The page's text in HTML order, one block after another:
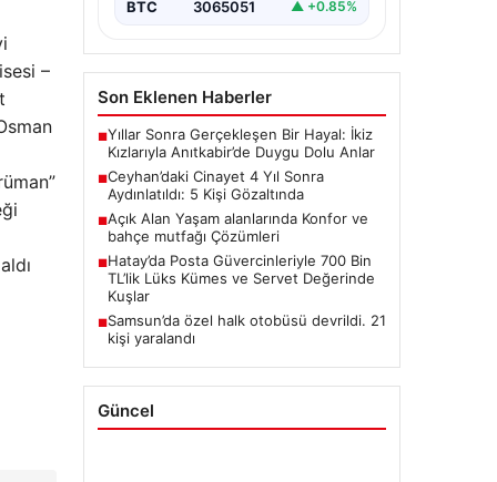
–
BTC 3065051 ▲ +0.85%
Son Eklenen Haberler
■Yıllar Sonra Gerçekleşen Bir Hayal: İkiz
Kızlarıyla Anıtkabir’de Duygu Dolu Anlar
■Ceyhan’daki Cinayet 4 Yıl Sonra
Aydınlatıldı: 5 Kişi Gözaltında
■Açık Alan Yaşam alanlarında Konfor ve
bahçe mutfağı Çözümleri
■Hatay’da Posta Güvercinleriyle 700 Bin
TL’lik Lüks Kümes ve Servet Değerinde
Kuşlar
■Samsun’da özel halk otobüsü devrildi. 21
kişi yaralandı
Güncel